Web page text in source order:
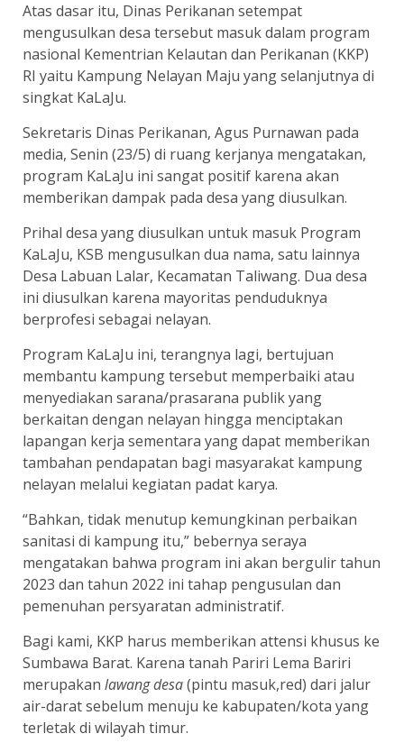
Atas dasar itu, Dinas Perikanan setempat
mengusulkan desa tersebut masuk dalam program
nasional Kementrian Kelautan dan Perikanan (KKP)
RI yaitu Kampung Nelayan Maju yang selanjutnya di
singkat KaLaJu.
Sekretaris Dinas Perikanan, Agus Purnawan pada
media, Senin (23/5) di ruang kerjanya mengatakan,
program KaLaJu ini sangat positif karena akan
memberikan dampak pada desa yang diusulkan.
Prihal desa yang diusulkan untuk masuk Program
KaLaJu, KSB mengusulkan dua nama, satu lainnya
Desa Labuan Lalar, Kecamatan Taliwang. Dua desa
ini diusulkan karena mayoritas penduduknya
berprofesi sebagai nelayan.
Program KaLaJu ini, terangnya lagi, bertujuan
membantu kampung tersebut memperbaiki atau
menyediakan sarana/prasarana publik yang
berkaitan dengan nelayan hingga menciptakan
lapangan kerja sementara yang dapat memberikan
tambahan pendapatan bagi masyarakat kampung
nelayan melalui kegiatan padat karya.
“Bahkan, tidak menutup kemungkinan perbaikan
sanitasi di kampung itu,” bebernya seraya
mengatakan bahwa program ini akan bergulir tahun
2023 dan tahun 2022 ini tahap pengusulan dan
pemenuhan persyaratan administratif.
Bagi kami, KKP harus memberikan attensi khusus ke
Sumbawa Barat. Karena tanah Pariri Lema Bariri
merupakan lawang desa(pintu masuk,red) dari jalur
air-darat sebelum menuju ke kabupaten/kota yang
terletak di wilayah timur.